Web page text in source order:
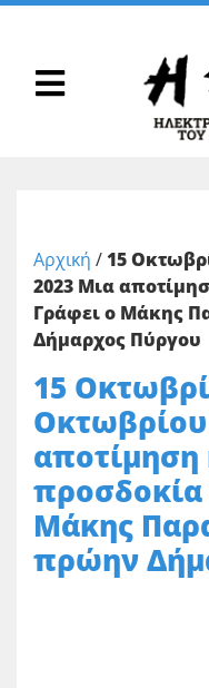
Αρχική /15
2023 Μια
Γράφει ο Μάκης
Δήμαρχος Πύργου
15
αποτίμηση
Μάκης
πρώην